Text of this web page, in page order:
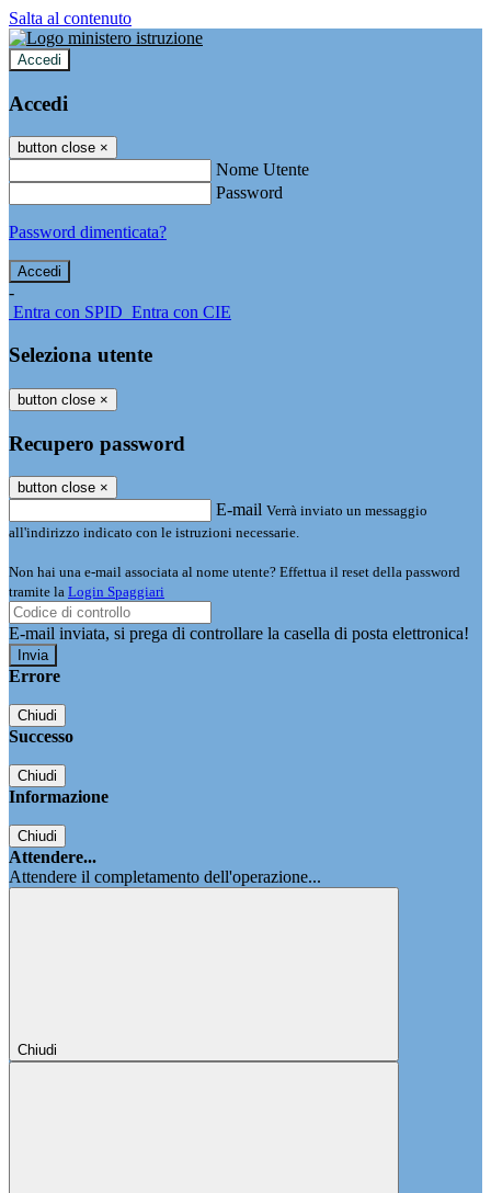
Salta al contenuto
Accedi
Accedi
button close ×
Nome Utente
Password
Password dimenticata?
-
Entra con SPID Entra con CIE
Seleziona utente
button close ×
Recupero password
button close ×
E-mail Verrà inviato un messaggio
all'indirizzo indicato con le istruzioni necessarie.
Non hai una e-mail associata al nome utente? Effettua il reset della password
tramite la Login Spaggiari
E-mail inviata, si prega di controllare la casella di posta elettronica!
Errore
Chiudi
Successo
Chiudi
Informazione
Chiudi
Attendere...
Attendere il completamento dell'operazione...
Chiudi